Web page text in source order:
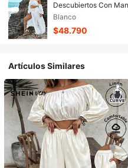
Descubiertos Con
Aberturas Laterales
Transparente
Blanco
$48.790
Artículos Similares